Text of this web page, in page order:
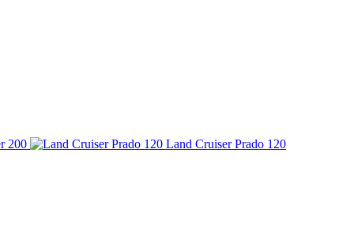
200
Land Cruiser Prado 120